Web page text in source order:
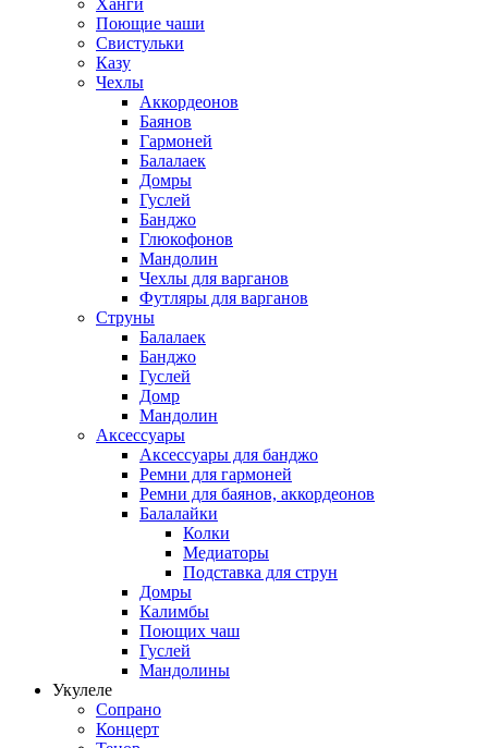
Ханги
Поющие чаши
Свистульки
Казу
Чехлы
Аккордеонов
Баянов
Гармоней
Балалаек
Домры
Гуслей
Банджо
Глюкофонов
Мандолин
Чехлы для варганов
Футляры для варганов
Струны
Балалаек
Банджо
Гуслей
Домр
Мандолин
Аксессуары
Аксессуары для банджо
Ремни для гармоней
Ремни для баянов, аккордеонов
Балалайки
Колки
Медиаторы
Подставка для струн
Домры
Калимбы
Поющих чаш
Гуслей
Мандолины
Укулеле
Сопрано
Концерт